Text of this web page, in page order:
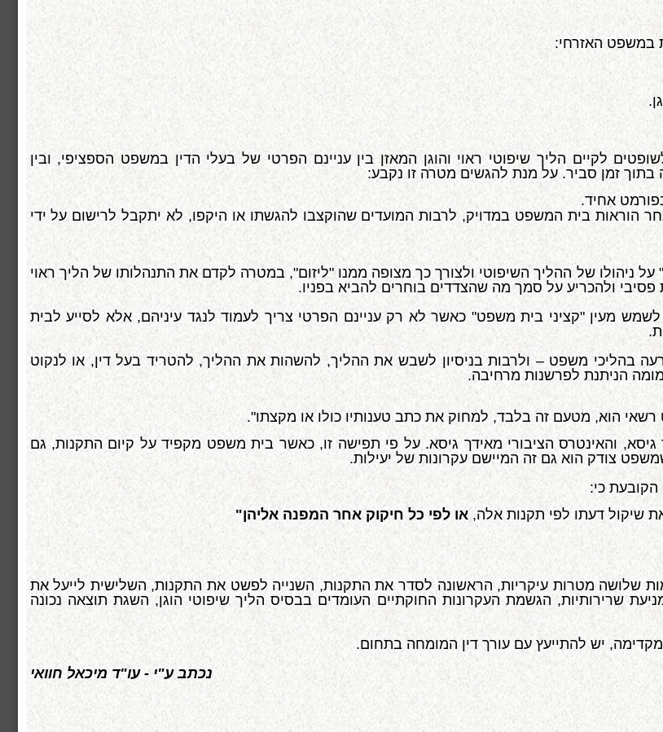
לקיים הליך שיפוטי ראוי והוגן המאזן בין עניינם הפרטי של בעלי הדין במשפט הספציפי, ובין
בתוך זמן סביר. על מנת להגשים מטרה זו נקבע:
אחיד.
הוראות בית המשפט במדויק, לרבות המועדים שהוקצבו להגשתו או היקפו, לא יתקבל לרישום על ידי
על ניהולו של ההליך השיפוטי ולצורך כך מצופה ממנו "ליזום", במטרה לקדם את התנהלותו של הליך ראוי
פסיבי ולהכריע על סמך מה שהצדדים בוחרים להביא בפניו.
לשמש מעין "קציני בית משפט" כאשר לא רק עניינם הפרטי צריך לעמוד לנגד עיניהם, אלא לסייע לבית
.
לרעה בהליכי משפט – ולרבות בניסיון לשבש את ההליך, להשהות את ההליך, להטריד בעל דין, או לנקוט
הניתנת לפרשנות מרחיבה.
הוא, מטעם זה בלבד, למחוק את כתב טענותיו כולו או מקצתו".
מחד גיסא, והאינטרס הציבורי מאידך גיסא. על פי תפישה זו, כאשר בית משפט מקפיד על קיום התקנות, גם
צודק הוא גם זה המיישם עקרונות של יעילות.
הקובעת כי:
שיקול דעתו לפי תקנות אלה,או לפי כל חיקוק אחר המפנה אליהן"
שלושה מטרות עיקריות, הראשונה לסדר את התקנות, השנייה לפשט את התקנות, השלישית לייעל את
שרירותיות, הגשמת העקרונות החוקתיים העומדים בבסיס הליך שיפוטי הוגן, השגת תוצאה נכונה
יש להתייעץ עם עורך דין המומחה בתחום.
נכתב ע"י - עו"ד מיכאל חוואי